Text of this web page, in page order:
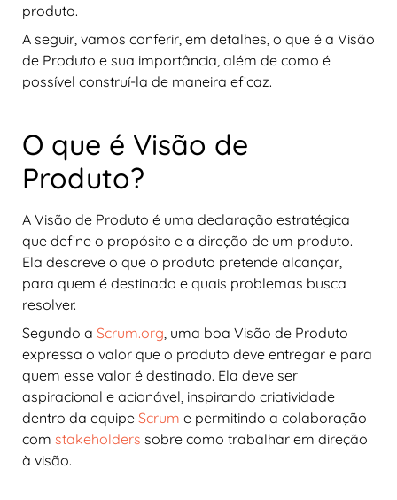
produto.
A seguir, vamos conferir, em detalhes, o que é a Visão
de Produto e sua importância, além de como é
possível construí-la de maneira eficaz.
O que é Visão de
Produto?
A Visão de Produto é uma declaração estratégica
que define o propósito e a direção de um produto.
Ela descreve o que o produto pretende alcançar,
para quem é destinado e quais problemas busca
resolver.
Segundo a Scrum.org , uma boa Visão de Produto
expressa o valor que o produto deve entregar e para
quem esse valor é destinado. Ela deve ser
aspiracional e acionável, inspirando criatividade
dentro da equipe Scrum e permitindo a colaboração
com stakeholders sobre como trabalhar em direção
à visão.